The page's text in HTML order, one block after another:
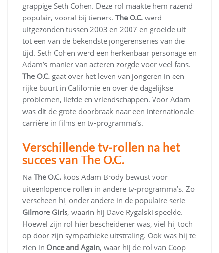
grappige Seth Cohen. Deze rol maakte hem razend
populair, vooral bij tieners. The O.C. werd
uitgezonden tussen 2003 en 2007 en groeide uit
tot een van de bekendste jongerenseries van die
tijd. Seth Cohen werd een herkenbaar personage en
Adam’s manier van acteren zorgde voor veel fans.
The O.C. gaat over het leven van jongeren in een
rijke buurt in Californië en over de dagelijkse
problemen, liefde en vriendschappen. Voor Adam
was dit de grote doorbraak naar een internationale
carrière in films en tv-programma’s.
Verschillende tv-rollen na het
succes van The O.C.
Na The O.C. koos Adam Brody bewust voor
uiteenlopende rollen in andere tv-programma’s. Zo
verscheen hij onder andere in de populaire serie
Gilmore Girls, waarin hij Dave Rygalski speelde.
Hoewel zijn rol hier bescheidener was, viel hij toch
op door zijn sympathieke uitstraling. Ook was hij te
zien in Once and Again, waar hij de rol van Coop